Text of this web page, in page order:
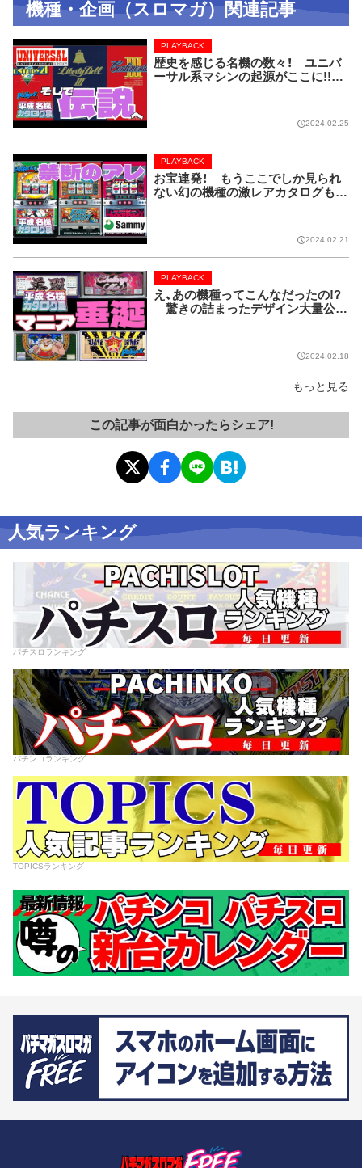
機種・企画（スロマガ）関連記事
歴史を感じる名機の数々！ ユニバ
ーサル系マシンの起源がここに!!【P
PLAYBACK
2024.02.25
お宝連発！ もうここでしか見られ
ない幻の機種の激レアカタログも！
PLAYBACK
2024.02.21
え、あの機種ってこんなだったの!?
驚きの詰まったデザイン大量公
PLAYBACK
2024.02.18
もっと見る
この記事が面白かったらシェア!
人気ランキング
パチスロランキング
パチンコランキング
TOPICSランキング